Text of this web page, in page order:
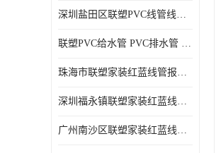
深圳盐田区联塑PVC线管线槽厂商 可零售批发
联塑PVC给水管 PVC排水管 PVC线管线槽
珠海市联塑家装红蓝线管报价表 联塑水管供货商
深圳福永镇联塑家装红蓝线管价格 支持送货上门
广州南沙区联塑家装红蓝线管批发 库存充足